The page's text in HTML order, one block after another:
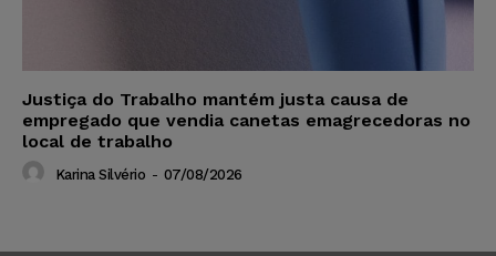
Justiça do Trabalho mantém justa causa de
empregado que vendia canetas emagrecedoras no
local de trabalho
Karina Silvério - 07/08/2026